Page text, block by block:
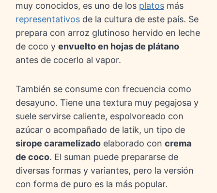
muy conocidos, es uno de los platos más
representativos de la cultura de este país. Se
prepara con arroz glutinoso hervido en leche
de coco y envuelto en hojas de plátano
antes de cocerlo al vapor.
También se consume con frecuencia como
desayuno. Tiene una textura muy pegajosa y
suele servirse caliente, espolvoreado con
azúcar o acompañado de latik, un tipo de
sirope caramelizado elaborado con crema
de coco. El suman puede prepararse de
diversas formas y variantes, pero la versión
con forma de puro es la más popular.